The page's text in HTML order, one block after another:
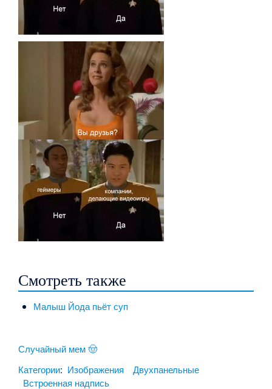
Смотреть также
Малыш Йода пьёт суп
Случайный мем 🤠
Категории: Изображения
Двухпанельные
Встроенная надпись